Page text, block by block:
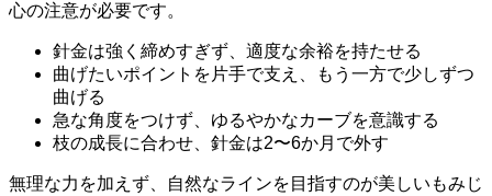
心の注意が必要です。
針金は強く締めすぎず、適度な余裕を持たせる
曲げたいポイントを片手で支え、もう一方で少しずつ
曲げる
急な角度をつけず、ゆるやかなカーブを意識する
枝の成長に合わせ、針金は2〜6か月で外す
無理な力を加えず、自然なラインを目指すのが美しいもみじ